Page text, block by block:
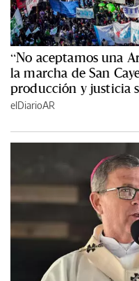
“No aceptamos una
la marcha de San
producción y justicia
elDiarioAR